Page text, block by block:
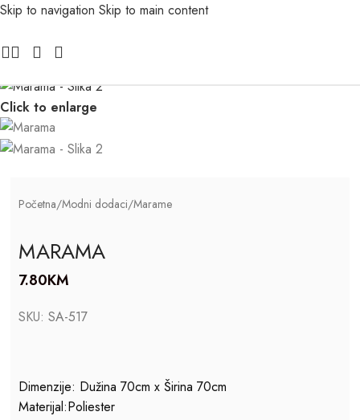
Skip to navigation Skip to main content
Click to enlarge
Početna/Modni dodaci/Marame
MARAMA
7.80KM
SKU:SA-517
Dimenzije: Dužina 70cm x Širina 70cm
Materijal:Poliester